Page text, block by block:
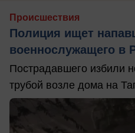
Происшествия
Полиция ищет
военнослужащего в
Пострадавшего избили
трубой возле дома на